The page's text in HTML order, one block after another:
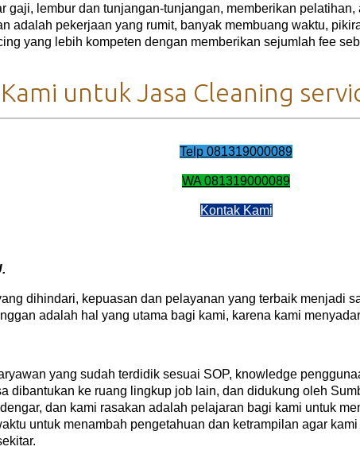
gaji, lembur dan tunjangan-tunjangan, memberikan
adalah pekerjaan yang rumit, banyak membuang waktu,
yang lebih kompeten dengan memberikan sejumlah fee
untuk Jasa Cleaning
Telp 081319000089
WA 081319000089
Kontak Kami
dihindari, kepuasan dan pelayanan yang terbaik menjadi
adalah hal yang utama bagi kami, karena kami
yang sudah terdidik sesuai SOP, knowledge
dibantukan ke ruang lingkup job lain, dan didukung oleh
dan kami rasakan adalah pelajaran bagi kami untuk
untuk menambah pengetahuan dan ketrampilan agar